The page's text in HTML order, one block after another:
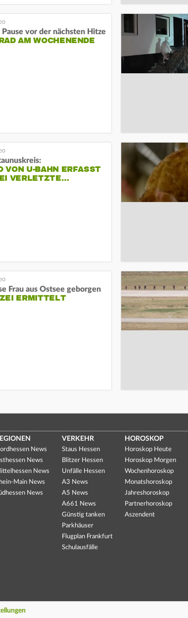
Pause vor der nächsten Hitze
AM WOCHENENDE
VON U-BAHN ERFASST
VERLETZTE…
Frau aus Ostsee geborgen
ERMITTELT
News
News
News
Main News
News
VERKEHR
Staus Hessen
Blitzer Hessen
Unfälle Hessen
A3 News
A5 News
A661 News
Günstig tanken
Parkhäuser
Flugplan Frankfurt
Schulausfälle
HOROSKOP
Horoskop Heute
Horoskop Morgen
Wochenhoroskop
Monatshoroskop
Jahreshoroskop
Partnerhoroskop
Aszendent